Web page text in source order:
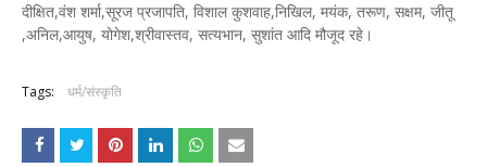
दीक्षित,वंश शर्मा,सूरज प्रजापति, विशाल कुशवाह,निखिल, मयंक, तरूण, सक्षम, जीतू
,अनिल,आयुष, योगेश,श्रीवास्तव, सत्यभान, सुशांत आदि मौजूद रहे।
Tags: धर्म/संस्कृति